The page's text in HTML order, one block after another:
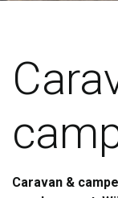
Caravan &